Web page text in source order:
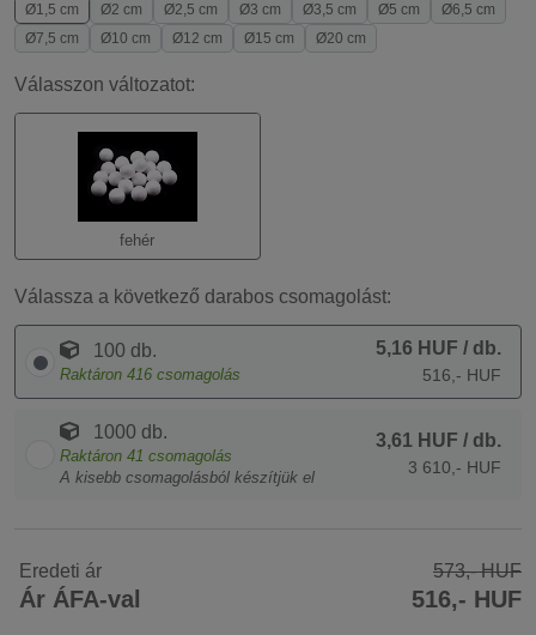
Ø1,5 cm Ø2 cm Ø2,5 cm Ø3 cm Ø3,5 cm Ø5 cm
Ø6,5 cm
Ø7,5 cm
Ø10 cm Ø12 cm Ø15 cm Ø20 cm
Válasszon változatot:
fehér
Válassza a következő darabos csomagolást:
100 db.
Raktáron 416 csomagolás
5,16 HUF / db.
516,- HUF
1000 db.
Raktáron 41 csomagolás
A kisebb csomagolásból készítjük el
3,61 HUF / db.
3 610,- HUF
Eredeti ár 573,- HUF
Ár ÁFA-val 516,- HUF